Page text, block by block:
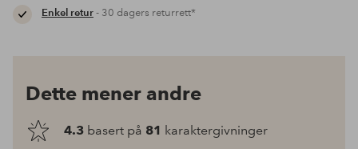
Enkel retur- 30 dagers returrett*
Dette mener andre
4.3 basert på 81 karaktergivninger